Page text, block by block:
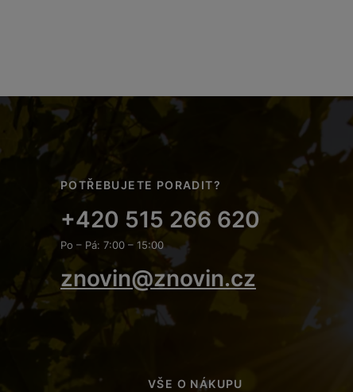
POTŘEBUJETE PORADIT?
+420 515 266 620
Po – Pá: 7:00 – 15:00
znovin@znovin.cz
VŠE O NÁKUPU